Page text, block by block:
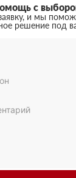
с
и мы
решение под